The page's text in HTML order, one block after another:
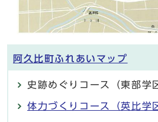
阿久比町ふれあいマップ
史跡めぐりコース（東部
体力づくりコース（英比